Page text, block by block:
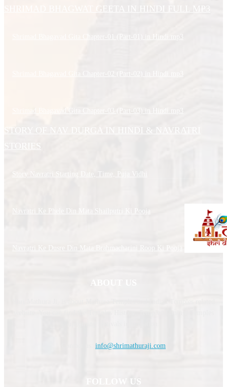
SHRIMAD BHAGWAT GEETA IN HINDI FULL MP3
Shrimad Bhagavad Gita Chapter-03 (Part-03) in Hindi.mp3
STORY OF NAV DURGA IN HINDI & NAVRATRI
STORIES
Story Navratri Starting Date, Time, Puja Vidhi
Navratri Ke Phele Din Mata Shailputri Ki Pooja
Navratri Ke Dusre Din Mata Brahmacharini Roop Ki Pooja
info@shrimathuraji.com
FOLLOW US